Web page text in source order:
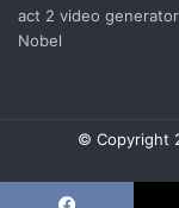
act 2 video generator
Nobel
© Copyright